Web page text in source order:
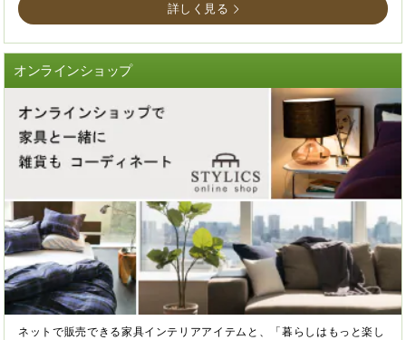
詳しく見る
オンラインショップ
ネットで販売できる家具インテリアアイテムと、「暮らしはもっと楽し